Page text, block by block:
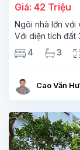
Giá: 42 Triệu
Ngôi nhà lớn với
Với diện tích đất
bao gồm 4
nó rất
4 3
Cao Văn